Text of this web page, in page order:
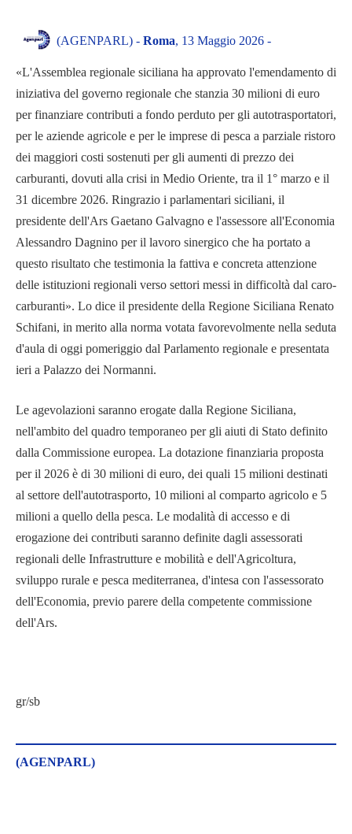
(AGENPARL) - Roma, 13 Maggio 2026 -
«L'Assemblea regionale siciliana ha approvato l'emendamento di
iniziativa del governo regionale che stanzia 30 milioni di euro
per finanziare contributi a fondo perduto per gli autotrasportatori,
per le aziende agricole e per le imprese di pesca a parziale ristoro
dei maggiori costi sostenuti per gli aumenti di prezzo dei
carburanti, dovuti alla crisi in Medio Oriente, tra il 1° marzo e il
31 dicembre 2026. Ringrazio i parlamentari siciliani, il
presidente dell'Ars Gaetano Galvagno e l'assessore all'Economia
Alessandro Dagnino per il lavoro sinergico che ha portato a
questo risultato che testimonia la fattiva e concreta attenzione
delle istituzioni regionali verso settori messi in difficoltà dal caro-
carburanti». Lo dice il presidente della Regione Siciliana Renato
Schifani, in merito alla norma votata favorevolmente nella seduta
d'aula di oggi pomeriggio dal Parlamento regionale e presentata
ieri a Palazzo dei Normanni.
Le agevolazioni saranno erogate dalla Regione Siciliana,
nell'ambito del quadro temporaneo per gli aiuti di Stato definito
dalla Commissione europea. La dotazione finanziaria proposta
per il 2026 è di 30 milioni di euro, dei quali 15 milioni destinati
al settore dell'autotrasporto, 10 milioni al comparto agricolo e 5
milioni a quello della pesca. Le modalità di accesso e di
erogazione dei contributi saranno definite dagli assessorati
regionali delle Infrastrutture e mobilità e dell'Agricoltura,
sviluppo rurale e pesca mediterranea, d'intesa con l'assessorato
dell'Economia, previo parere della competente commissione
dell'Ars.
gr/sb
(AGENPARL)